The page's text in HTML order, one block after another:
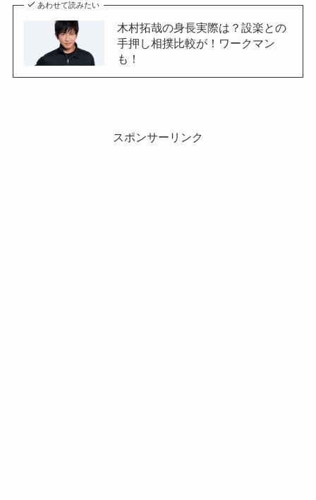
あわせて読みたい
木村拓哉の身長実際は？設楽との
手押し相撲比較が！ワークマン
も！
スポンサーリンク